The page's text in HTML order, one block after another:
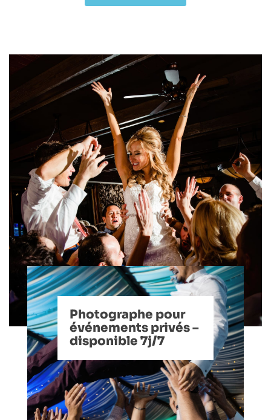
Photographe pour
événements privés –
disponible 7j/7